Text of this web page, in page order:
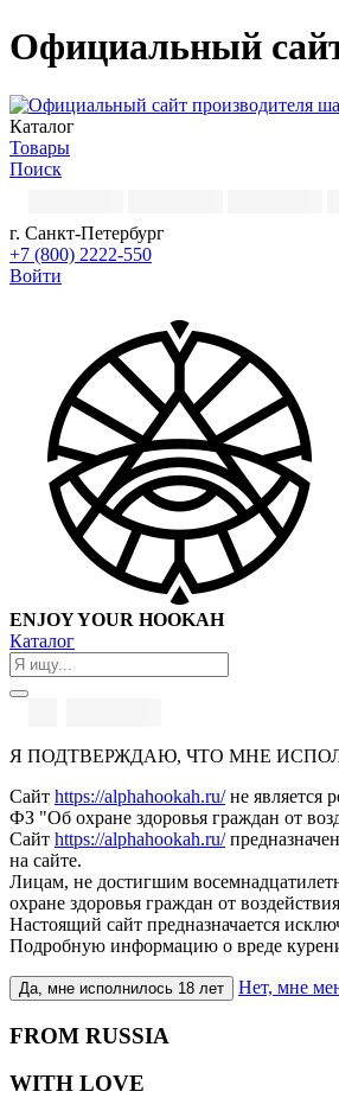
Официальный
Каталог
Товары
Поиск
г. Санкт-Петербург
+7 (800) 2222-550
Войти
ENJOY YOUR HOOKAH
Каталог
Я ПОДТВЕРЖДАЮ, ЧТО МНЕ
Сайт https://alphahookah.ru/не является
ФЗ "Об охране здоровья граждан от
Сайт https://alphahookah.ru/
на сайте.
Лицам, не достигшим
охране здоровья граждан от
Настоящий сайт предназначается
Подробную информацию о вреде
Да, мне исполнилось 18 лет Нет, мне
FROM RUSSIA
WITH LOVE